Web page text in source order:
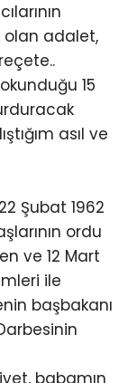
olan adalet,
15
asıl ve
Şubat 1962
ordu
ve 12 Mart
ile
başbakanı
babamın